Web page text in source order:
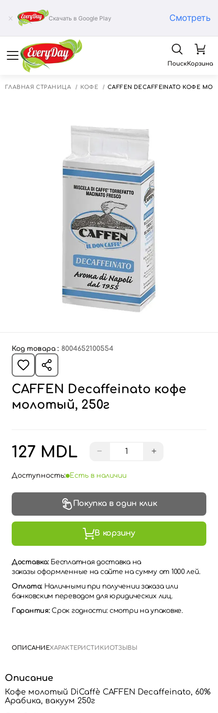
Скачать в Google Play Смотреть
ПоискКорзина
ГЛАВНАЯ СТРАНИЦА КОФЕ CAFFEN DECAFFEINATO КОФЕ
Код товара : 8004652100554
CAFFEN Decaffeinato кофе
молотый, 250г
127 MDL − +
Доступность: Есть в наличии
Покупка в один клик
В корзину
Доставка: Бесплатная доставка на
заказы оформленные на сайте на сумму от 1000 лей.
Оплата: Наличными при получении заказа или
банковским переводом для юридических лиц.
Гарантия:Срок годности: смотри на упаковке.
ОПИСАНИЕХАРАКТЕРИСТИКИОТЗЫВЫ
Описание
Кофе молотый DiCaffè CAFFEN Decaffeinato, 60%
Арабика, вакуум 250г